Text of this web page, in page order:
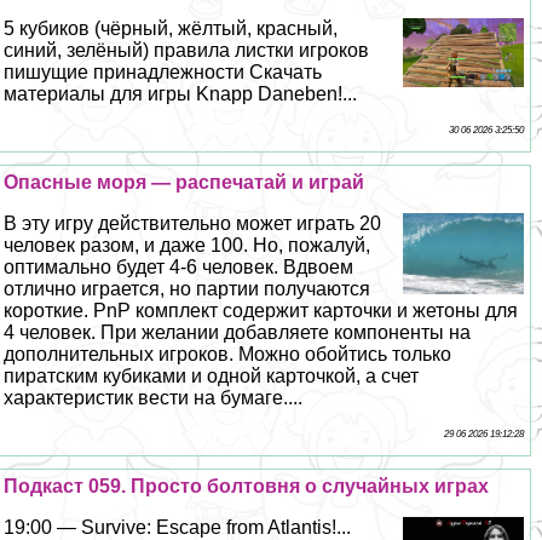
5 кубиков (чёрный, жёлтый, красный,
синий, зелёный) правила листки игроков
пишущие принадлежности Скачать
материалы для игры Knapp Daneben!...
30 06 2026 3:25:50
Опасные моря — распечатай и играй
В эту игру действительно может играть 20
человек разом, и даже 100. Но, пожалуй,
оптимально будет 4-6 человек. Вдвоем
отлично играется, но партии получаются
короткие. PnP комплект содержит карточки и жетоны для
4 человек. При желании добавляете компоненты на
дополнительных игроков. Можно обойтись только
пиратским кубиками и одной карточкой, а счет
хаpaктеристик вести на бумаге....
29 06 2026 19:12:28
Подкаст 059. Просто болтовня о случайных играх
19:00 — Survive: Escape from Atlantis!...